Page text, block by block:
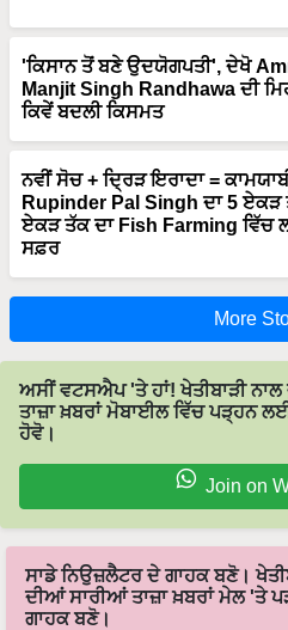
'ਕਿਸਾਨ ਤੋਂ ਬਣੇ ਉਦਯੋਗਪਤੀ', ਦੇਖੋ
Manjit Singh Randhawa ਦੀ
ਕਿਵੇਂ ਬਦਲੀ ਕਿਸਮਤ
ਨਵੀਂ ਸੋਚ + ਦ੍ਰਿੜ ਇਰਾਦਾ =
Rupinder Pal Singh ਦਾ 5 ਏਕੜ
ਏਕੜ ਤੱਕ ਦਾ Fish Farming ਵਿੱਚ
ਸਫ਼ਰ
More
ਅਸੀਂ ਵਟਸਐਪ 'ਤੇ ਹਾਂ! ਖੇਤੀਬਾੜੀ
ਤਾਜ਼ਾ ਖ਼ਬਰਾਂ ਮੋਬਾਈਲ ਵਿੱਚ ਪੜ੍ਹਨ
ਹੋਵੋ।
Join on
ਸਾਡੇ ਨਿਉਜ਼ਲੈਟਰ ਦੇ ਗਾਹਕ ਬਣੋ।
ਦੀਆਂ ਸਾਰੀਆਂ ਤਾਜ਼ਾ ਖ਼ਬਰਾਂ ਮੇਲ 'ਤੇ
ਗਾਹਕ ਬਣੋ।